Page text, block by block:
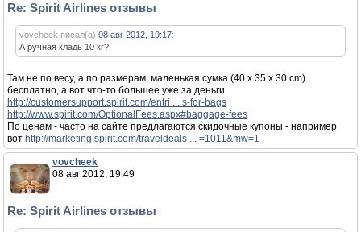
Re: Spirit Airlines отзывы
vovcheek писал(а) 08 авг 2012, 19:17:
А ручная кладь 10 кг?
Там не по весу, а по размерам, маленькая сумка (40 x 35 x 30 cm)
бесплатно, а вот что-то большее уже за деньги
http://customersupport.spirit.com/entri ... s-for-bags
http://www.spirit.com/OptionalFees.aspx#baggage-fees
По ценам - часто на сайте предлагаются скидочные купоны - например
вот http://marketing.spirit.com/traveldeals ... =1011&mw=1
vovcheek
08 авг 2012, 19:49
Re: Spirit Airlines отзывы